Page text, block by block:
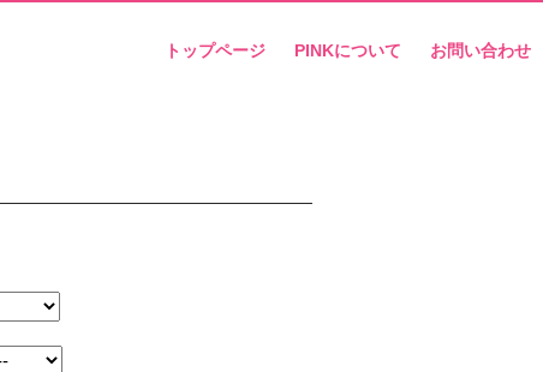
トップページ PINKについて お問い合わせ